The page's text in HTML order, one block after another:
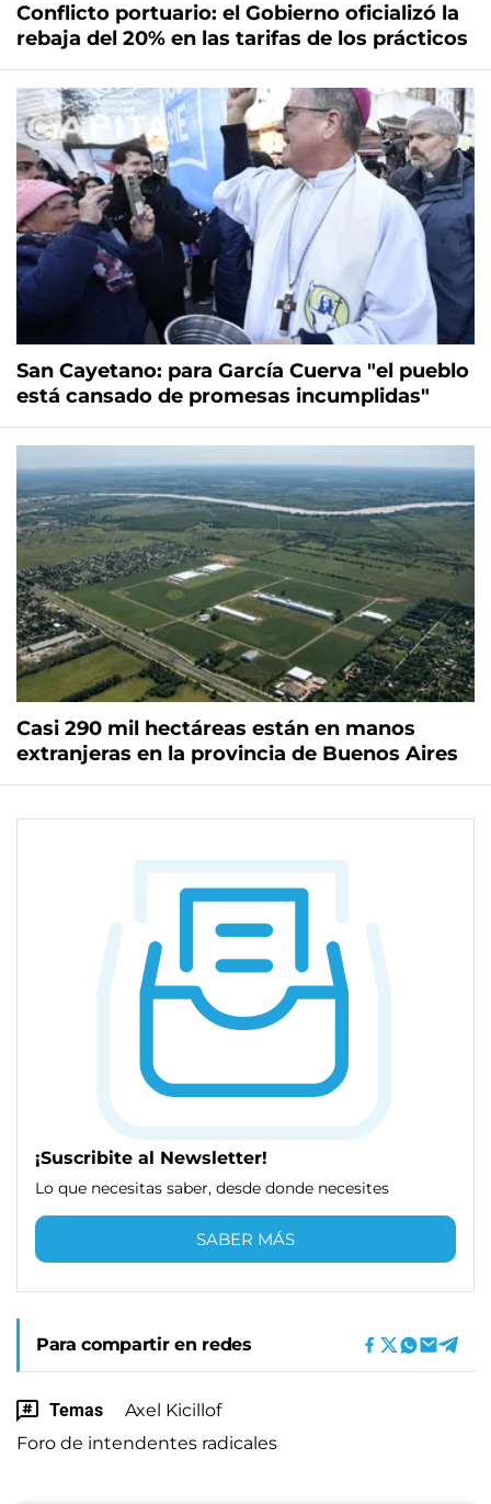
Conflicto portuario: el Gobierno oficializó la
rebaja del 20% en las tarifas de los prácticos
San Cayetano: para García Cuerva "el pueblo
está cansado de promesas incumplidas"
Casi 290 mil hectáreas están en manos
extranjeras en la provincia de Buenos Aires
¡Suscribite al Newsletter!
Lo que necesitas saber, desde donde necesites
SABER MÁS
Para compartir en redes
Temas
Axel Kicillof
Foro de intendentes radicales